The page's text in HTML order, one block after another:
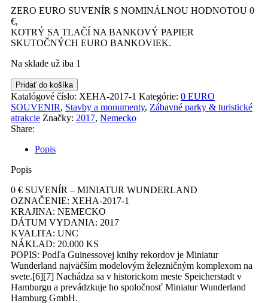
ZERO EURO SUVENÍR S NOMINÁLNOU HODNOTOU 0
€,
KOTRÝ SA TLAČÍ NA BANKOVÝ PAPIER
SKUTOČNÝCH EURO BANKOVIEK.
Na sklade už iba 1
množstvo
MINIATUR
WUNDERLAND
2017-
1
Pridať do košíka
Katalógové číslo: XEHA-2017-1 Kategórie: 0 EURO
SOUVENIR, Stavby a monumenty, Zábavné parky & turistické
atrakcie Značky: 2017, Nemecko
Share:
Popis
Popis
0 € SUVENÍR – MINIATUR WUNDERLAND
OZNAČENIE: XEHA-2017-1
KRAJINA: NEMECKO
DÁTUM VYDANIA: 2017
KVALITA: UNC
NÁKLAD: 20.000 KS
POPIS: Podľa Guinessovej knihy rekordov je Miniatur
Wunderland najväčším modelovým železničným komplexom na
svete.[6][7] Nachádza sa v historickom meste Speicherstadt v
Hamburgu a prevádzkuje ho spoločnosť Miniatur Wunderland
Hamburg GmbH.